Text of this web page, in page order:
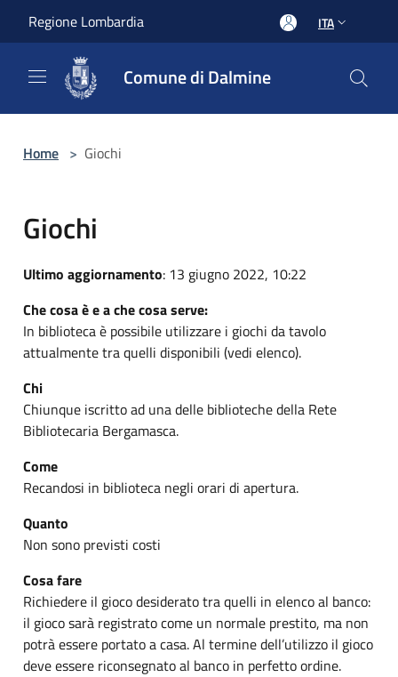
Regione Lombardia ITA
Comune di Dalmine
Home > Giochi
Giochi
Ultimo aggiornamento: 13 giugno 2022, 10:22
Che cosa è e a che cosa serve:
In biblioteca è possibile utilizzare i giochi da tavolo
attualmente tra quelli disponibili (vedi elenco).
Chi
Chiunque iscritto ad una delle biblioteche della Rete
Bibliotecaria Bergamasca.
Come
Recandosi in biblioteca negli orari di apertura.
Quanto
Non sono previsti costi
Cosa fare
Richiedere il gioco desiderato tra quelli in elenco al banco:
il gioco sarà registrato come un normale prestito, ma non
potrà essere portato a casa. Al termine dell’utilizzo il gioco
deve essere riconsegnato al banco in perfetto ordine.